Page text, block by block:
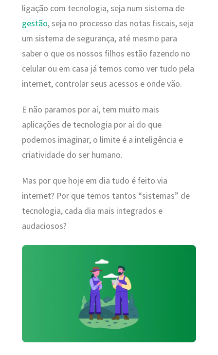
ligação com tecnologia, seja num sistema de
gestão, seja no processo das notas fiscais, seja
um sistema de segurança, até mesmo para
saber o que os nossos filhos estão fazendo no
celular ou em casa já temos como ver tudo pela
internet, controlar seus acessos e onde vão.
E não paramos por aí, tem muito mais
aplicações de tecnologia por aí do que
podemos imaginar, o limite é a inteligência e
criatividade do ser humano.
Mas por que hoje em dia tudo é feito via
internet? Por que temos tantos “sistemas” de
tecnologia, cada dia mais integrados e
audaciosos?